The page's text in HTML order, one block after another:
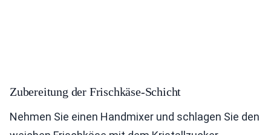
Zubereitung der Frischkäse-Schicht
Nehmen Sie einen Handmixer und schlagen Sie den